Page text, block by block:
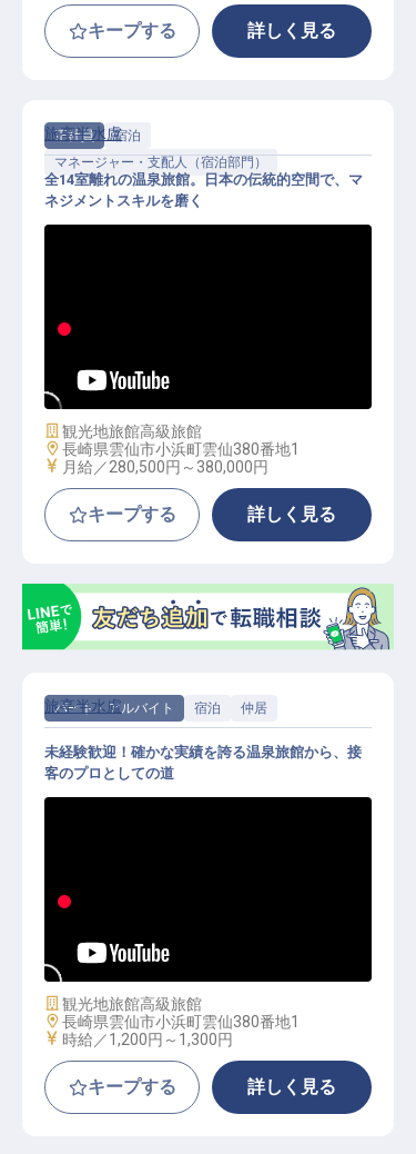
キープする 詳しく見る
正社員
宿泊
マネージャー・支配人（宿泊部門）
あり／年休105日
旅亭半水盧
全14室離れの温泉旅館。日本の伝統的空間で、マ
ネジメントスキルを磨く
施設業態
観光地旅館高級旅館
勤務地
長崎県雲仙市小浜町雲仙380番地1
給与
月給／280,500円～ 380,000円
キープする 詳しく見る
パート・アルバイト 宿泊 仲居
身個室寮あり／正社員登用あり
旅亭半水盧
未経験歓迎！確かな実績を誇る温泉旅館から、接
客のプロとしての道
施設業態
観光地旅館高級旅館
勤務地
長崎県雲仙市小浜町雲仙380番地1
給与
時給／1,200円～ 1,300円
キープする 詳しく見る